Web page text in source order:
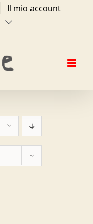
Il mio account